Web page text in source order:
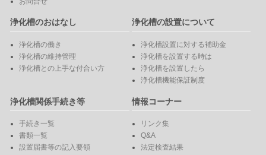
浄化槽のおはなし
浄化槽の働き
浄化槽の維持管理
浄化槽との上手な付合い方
浄化槽の設置について
浄化槽設置に対する補助金
浄化槽を設置する時は
浄化槽を設置したら
浄化槽機能保証制度
浄化槽関係手続き等
手続き一覧
書類一覧
設置届書等の記入要領
情報コーナー
リンク集
Q&A
法定検査結果